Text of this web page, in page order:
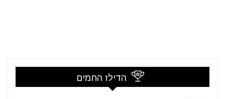
הדילז החמים